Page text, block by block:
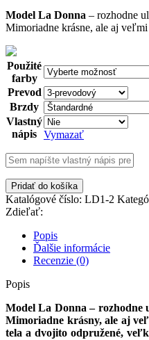
Model La Donna – rozhodne
Mimoriadne krásne, ale aj
Použité
farby
Prevod
Brzdy
Vlastný
nápis Vymazať
množstvo
LA
DONNA
kolesá
Pridať do košíka
Katalógové číslo: LD1-2
Zdieľať:
Popis
Ďalšie informácie
Recenzie (0)
Popis
Model La Donna – rozhodne
Mimoriadne krásny, ale aj
tela a dvojito odpružené,